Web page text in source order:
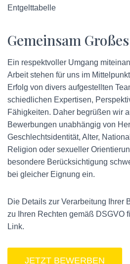
Entgelt­tabelle
Gemeinsam
Ein respektvoller Umgang
Arbeit stehen für uns im
Erfolg von divers aufgestellten
schiedlichen Expertisen,
Fähigkeiten. Daher begrüßen wir
Bewerbungen unabhängig von
Geschlechts­identität, Alter,
Religion oder sexueller
besondere Berück­sichtigung
bei gleicher Eignung ein.
Die Details zur Verarbeitung Ihrer
zu Ihren Rechten gemäß DSGVO
Link.